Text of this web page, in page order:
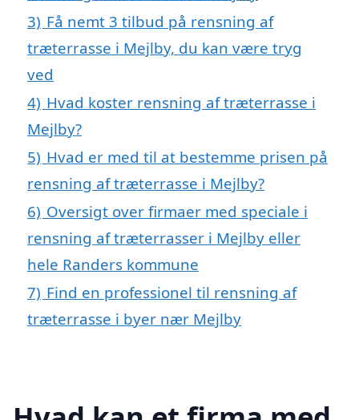
3) Få nemt 3 tilbud på rensning af
træterrasse i Mejlby, du kan være tryg
ved
4) Hvad koster rensning af træterrasse i
Mejlby?
5) Hvad er med til at bestemme prisen på
rensning af træterrasse i Mejlby?
6) Oversigt over firmaer med speciale i
rensning af træterrasser i Mejlby eller
hele Randers kommune
7) Find en professionel til rensning af
træterrasse i byer nær Mejlby